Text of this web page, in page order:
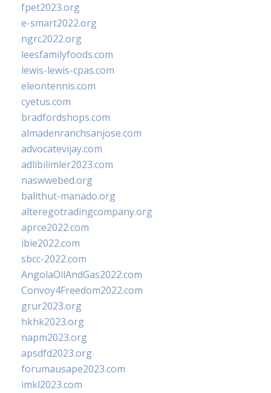
fpet2023.org
e-smart2022.org
ngrc2022.org
leesfamilyfoods.com
lewis-lewis-cpas.com
eleontennis.com
cyetus.com
bradfordshops.com
almadenranchsanjose.com
advocatevijay.com
adlibilimler2023.com
naswwebed.org
balithut-manado.org
alteregotradingcompany.org
aprce2022.com
ibie2022.com
sbcc-2022.com
AngolaOilAndGas2022.com
Convoy4Freedom2022.com
grur2023.org
hkhk2023.org
napm2023.org
apsdfd2023.org
forumausape2023.com
imkl2023.com